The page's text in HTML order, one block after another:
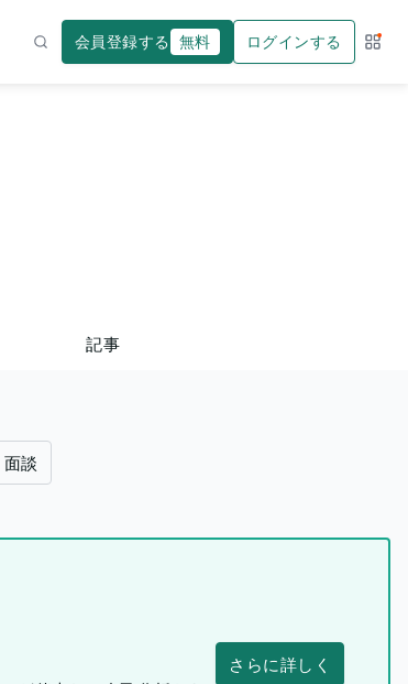
会員登録する 無料 ログインする サー
記事
談
さらに詳しく